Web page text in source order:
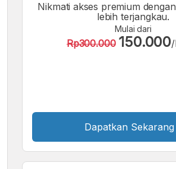
FontFont
Sedang
Font
Nikmati akses premium
lebih terjangkau.
Mulai dari
Rp300.000 150.000
Dapatkan Sekarang